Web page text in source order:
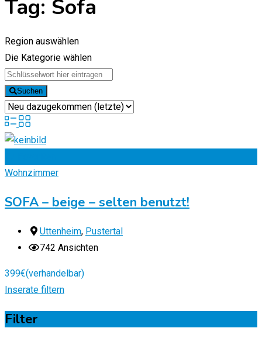
Tag: Sofa
Region auswählen
Die Kategorie wählen
Suchen
Wohnzimmer
SOFA – beige – selten benutzt!
Uttenheim, Pustertal
742 Ansichten
399€(verhandelbar)
Inserate filtern
Filter